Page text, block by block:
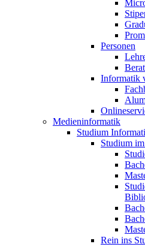
Personen
Informatik
Medieninformatik
Studium
Studium
Rein ins